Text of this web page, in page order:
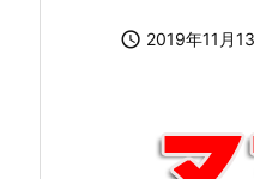
 2019年11月